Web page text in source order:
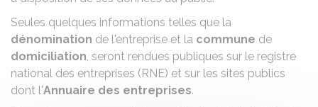
Seules quelques informations telles que la
dénomination de l'entreprise et la commune de
domiciliation, seront rendues publiques sur le registre
national des entreprises (RNE) et sur les sites publics
dont l'Annuaire des entreprises.